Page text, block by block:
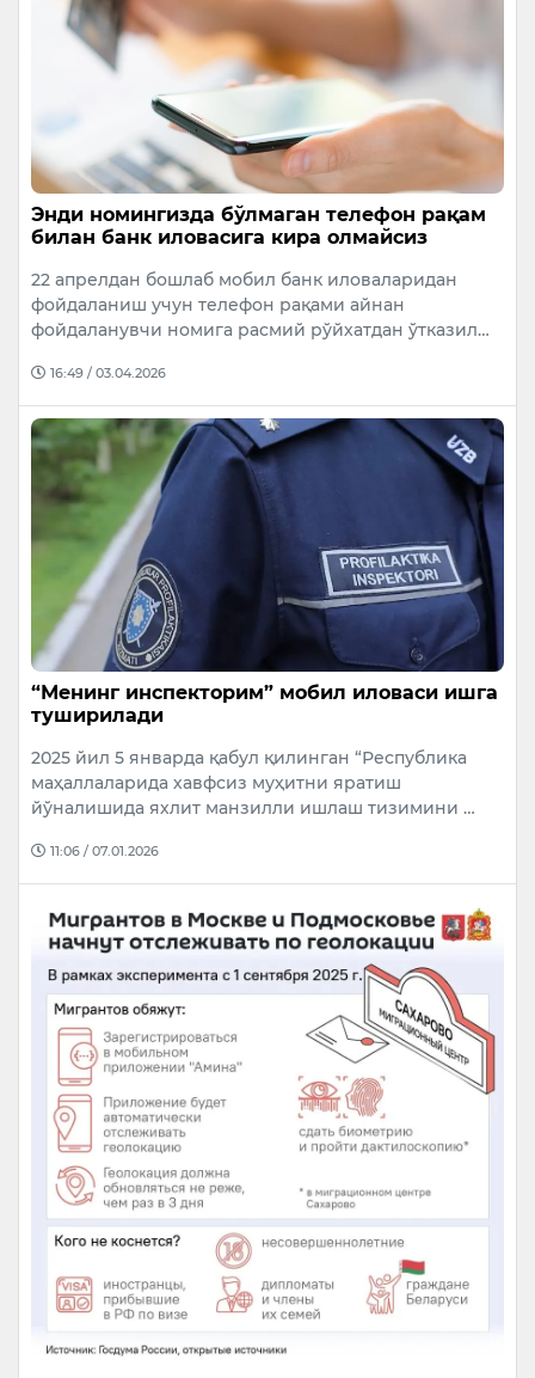
Энди номингизда бўлмаган телефон рақам
билан банк иловасига кира олмайсиз
22 апрелдан бошлаб мобил банк иловаларидан
фойдаланиш учун телефон рақами айнан
фойдаланувчи номига расмий рўйхатдан ўтказил…
16:49 / 03.04.2026
“Менинг инспекторим” мобил иловаси ишга
туширилади
2025 йил 5 январда қабул қилинган “Республика
маҳаллаларида хавфсиз муҳитни яратиш
йўналишида яхлит манзилли ишлаш тизимини …
11:06 / 07.01.2026